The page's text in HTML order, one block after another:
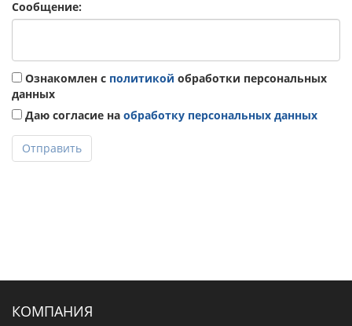
Сообщение:
Ознакомлен с политикой обработки персональных
данных
Даю согласие на обработку персональных данных
Отправить
КОМПАНИЯ